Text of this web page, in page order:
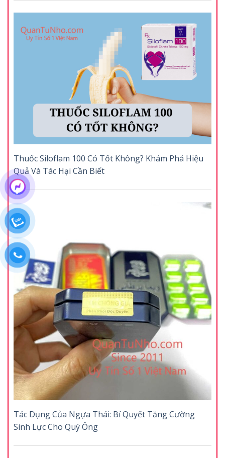
Thuốc Siloflam 100 Có Tốt Không? Khám Phá Hiệu
Quả Và Tác Hại Cần Biết
Tác Dụng Của Ngựa Thái: Bí Quyết Tăng Cường
Sinh Lực Cho Quý Ông